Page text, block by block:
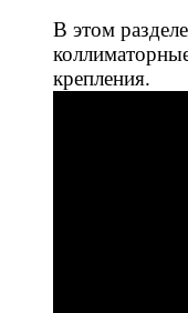
В этом
крепления.